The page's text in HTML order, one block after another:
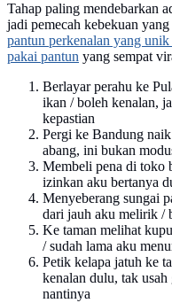
Tahap paling mendebarkan
jadi pemecah kebekuan
pantun perkenalan yang
pakai pantun yang sempat
Berlayar perahu ke
ikan / boleh kenalan,
kepastian
Pergi ke Bandung
abang, ini bukan
Membeli pena di toko
izinkan aku bertanya
Menyeberang sungai
dari jauh aku melirik /
Ke taman melihat
/ sudah lama aku
Petik kelapa jatuh ke
kenalan dulu, tak
nantinya